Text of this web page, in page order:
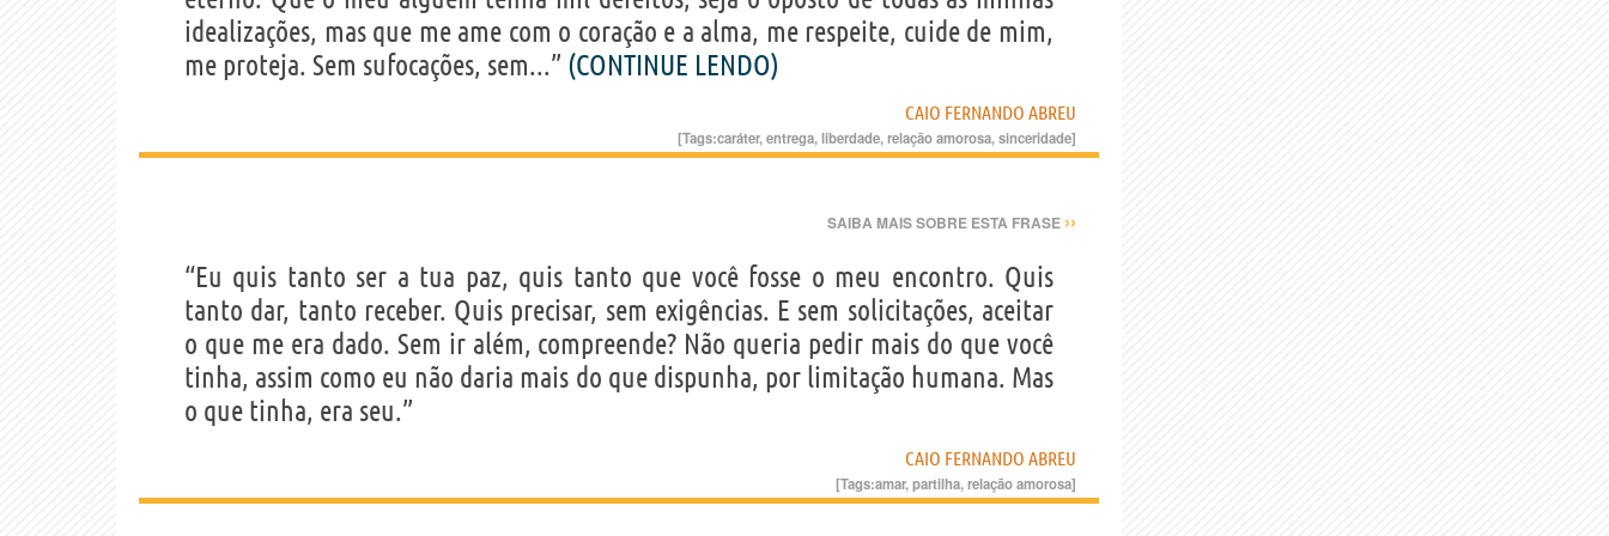
idealizações, mas que me ame com o coração e a alma, me respeite, cuide de mim,
me proteja. Sem sufocações, sem...” (CONTINUE LENDO)
CAIO FERNANDO ABREU
[Tags:caráter,entrega,liberdade,relação amorosa,sinceridade]
SAIBA MAIS SOBRE ESTA FRASE ››
“Eu quis tanto ser a tua paz, quis tanto que você fosse o meu encontro. Quis
tanto dar, tanto receber. Quis precisar, sem exigências. E sem solicitações, aceitar
o que me era dado. Sem ir além, compreende? Não queria pedir mais do que você
tinha, assim como eu não daria mais do que dispunha, por limitação humana. Mas
o que tinha, era seu.”
CAIO FERNANDO ABREU
[Tags:amar,partilha,relação amorosa]